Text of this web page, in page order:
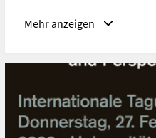
den Kanon einer explizit
eingeschrieben, deren
radikalen, politischen
Das Oskar Kokoschka
angewandte Kunst Wien
Nachlassbestände. Seit
als vielfältig tätige
gemacht, das wirkmächtige
Mehr anzeigen